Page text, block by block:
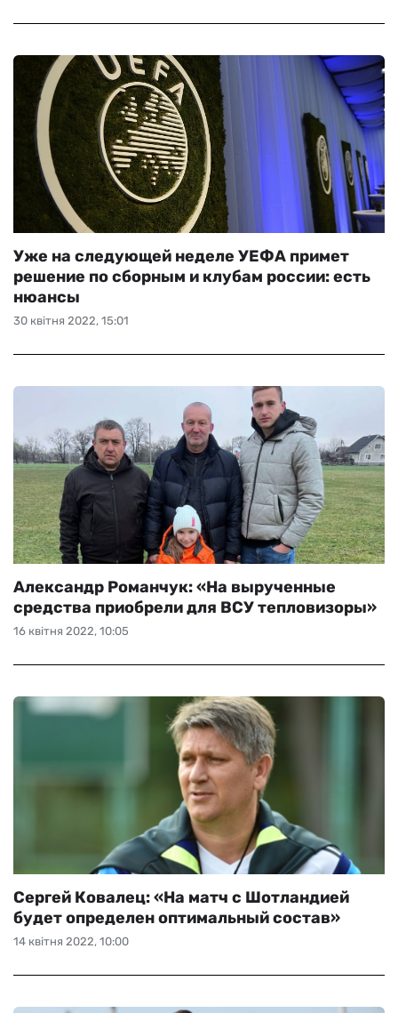
30 квітня 2022, 15:01
Уже на следующей неделе УЕФА примет
решение по сборным и клубам россии: есть
нюансы
16 квітня 2022, 10:05
Александр Романчук: «На вырученные
средства приобрели для ВСУ тепловизоры»
14 квітня 2022, 10:00
Сергей Ковалец: «На матч с Шотландией
будет определен оптимальный состав»